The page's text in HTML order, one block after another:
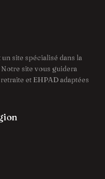
site spécialisé dans la
site vous guidera
et EHPAD adaptées